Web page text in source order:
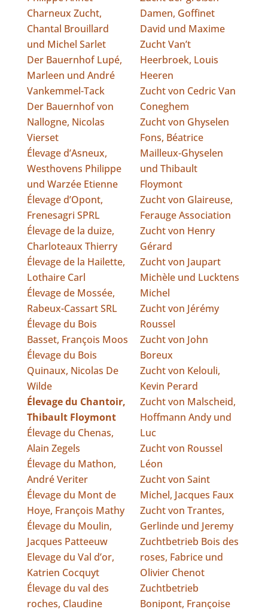
Charneux Zucht,
Chantal Brouillard
und Michel Sarlet
Der Bauernhof Lupé,
Marleen und André
Vankemmel-Tack
Der Bauernhof von
Nallogne, Nicolas
Vierset
Élevage d’Asneux,
Westhovens Philippe
und Warzée Etienne
Élevage d’Opont,
Frenesagri SPRL
Élevage de la duize,
Charloteaux Thierry
Élevage de la Hailette,
Lothaire Carl
Élevage de Mossée,
Rabeux-Cassart SRL
Élevage du Bois
Basset, François Moos
Élevage du Bois
Quinaux, Nicolas De
Wilde
Élevage du Chantoir,
Thibault Floymont
Élevage du Chenas,
Alain Zegels
Élevage du Mathon,
André Veriter
Élevage du Mont de
Hoye, François Mathy
Élevage du Moulin,
Jacques Patteeuw
Elevage du Val d’or,
Katrien Cocquyt
Élevage du val des
roches, Claudine
Damen, Goffinet
David und Maxime
Zucht Van’t
Heerbroek, Louis
Heeren
Zucht von Cedric Van
Coneghem
Zucht von Ghyselen
Fons, Béatrice
Mailleux-Ghyselen
und Thibault
Floymont
Zucht von Glaireuse,
Ferauge Association
Zucht von Henry
Gérard
Zucht von Jaupart
Michèle und Lucktens
Michel
Zucht von Jérémy
Roussel
Zucht von John
Boreux
Zucht von Kelouli,
Kevin Perard
Zucht von Malscheid,
Hoffmann Andy und
Luc
Zucht von Roussel
Léon
Zucht von Saint
Michel, Jacques Faux
Zucht von Trantes,
Gerlinde und Jeremy
Zuchtbetrieb Bois des
roses, Fabrice und
Olivier Chenot
Zuchtbetrieb
Bonipont, Françoise